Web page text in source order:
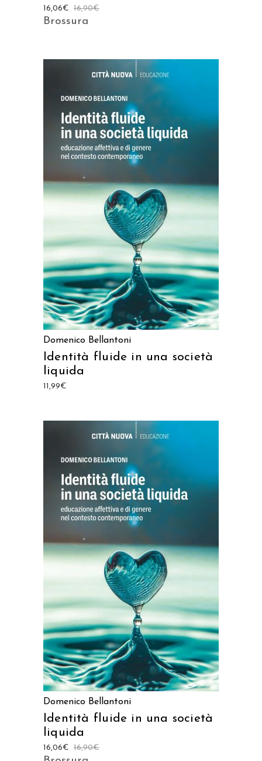
16,90€
16,06€
Brossura
AGGIUNGI AL CARRELLO
Domenico Bellantoni
Identità fluide in una società
liquida
11,99€
AGGIUNGI AL CARRELLO
Domenico Bellantoni
Identità fluide in una società
liquida
16,90€
16,06€